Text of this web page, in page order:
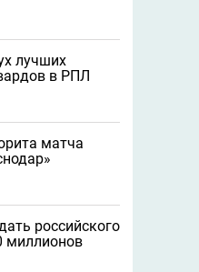
лучших
в РПЛ
матча
российского
миллионов